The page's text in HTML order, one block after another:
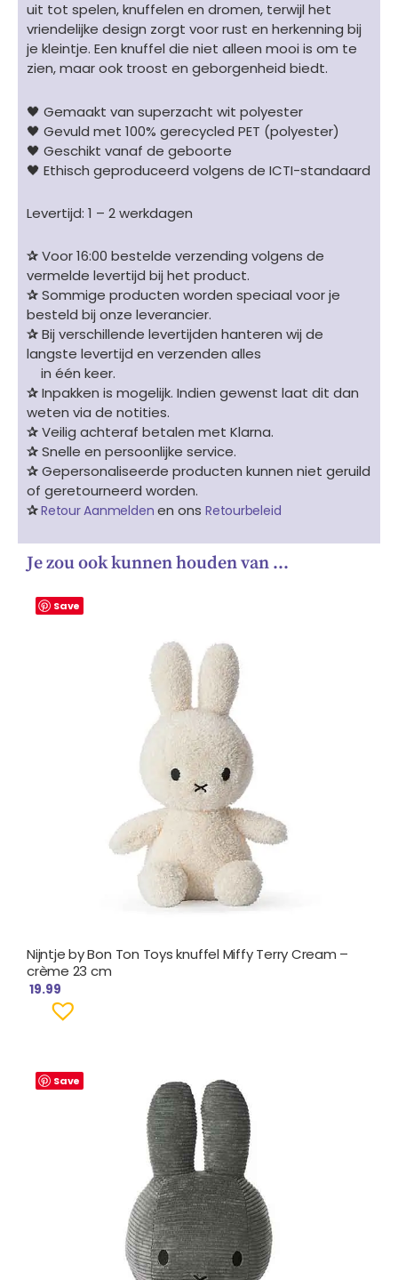
uit tot spelen, knuffelen en dromen, terwijl het
vriendelijke design zorgt voor rust en herkenning bij
je kleintje. Een knuffel die niet alleen mooi is om te
zien, maar ook troost en geborgenheid biedt.
🖤 Gemaakt van superzacht wit polyester
🖤 Gevuld met 100% gerecycled PET (polyester)
🖤 Geschikt vanaf de geboorte
🖤 Ethisch geproduceerd volgens de ICTI-standaard
Levertijd: 1 – 2 werkdagen
✰Voor 16:00 bestelde verzending volgens de
vermelde levertijd bij het product.
✰Sommige producten worden speciaal voor je
besteld bij onze leverancier.
✰Bij verschillende levertijden hanteren wij de
langste levertijd en verzenden alles
in één keer.
✰Inpakken is mogelijk. Indien gewenst laat dit dan
weten via de notities.
✰Veilig achteraf betalen met Klarna.
✰Snelle en persoonlijke service.
✰Gepersonaliseerde producten kunnen niet geruild
of geretourneerd worden.
✰Retour Aanmelden en ons Retourbeleid
Je zou ook kunnen houden van …
Save
Nijntje by Bon Ton Toys knuffel Miffy Terry Cream –
crème 23 cm
19.99
Save